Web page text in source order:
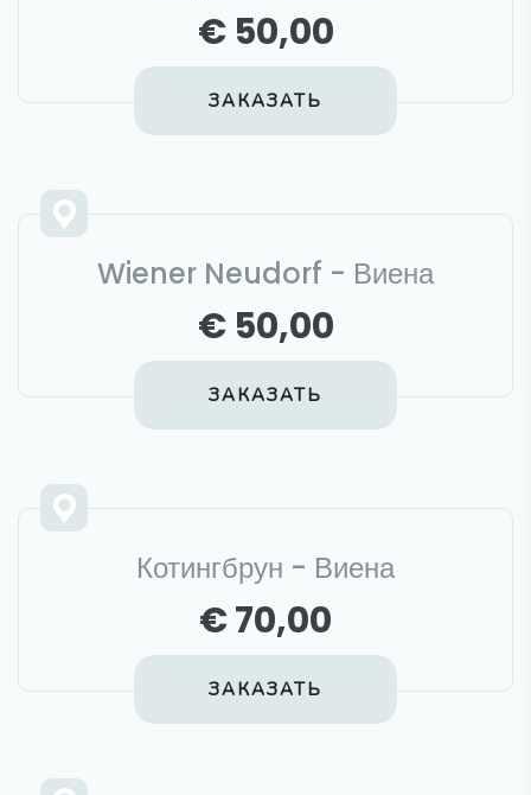
€ 50,00
ЗАКАЗАТЬ
Wiener Neudorf - Виена
€ 50,00
ЗАКАЗАТЬ
Котингбрун - Виена
€ 70,00
ЗАКАЗАТЬ